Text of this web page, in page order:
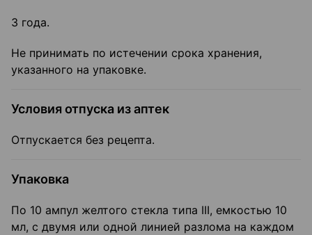
3 года.
Не принимать по истечении срока хранения,
указанного на упаковке.
Условия отпуска из аптек
Отпускается без рецепта.
Упаковка
По 10 ампул желтого стекла типа III, емкостью 10
мл, с двумя или одной линией разлома на каждом